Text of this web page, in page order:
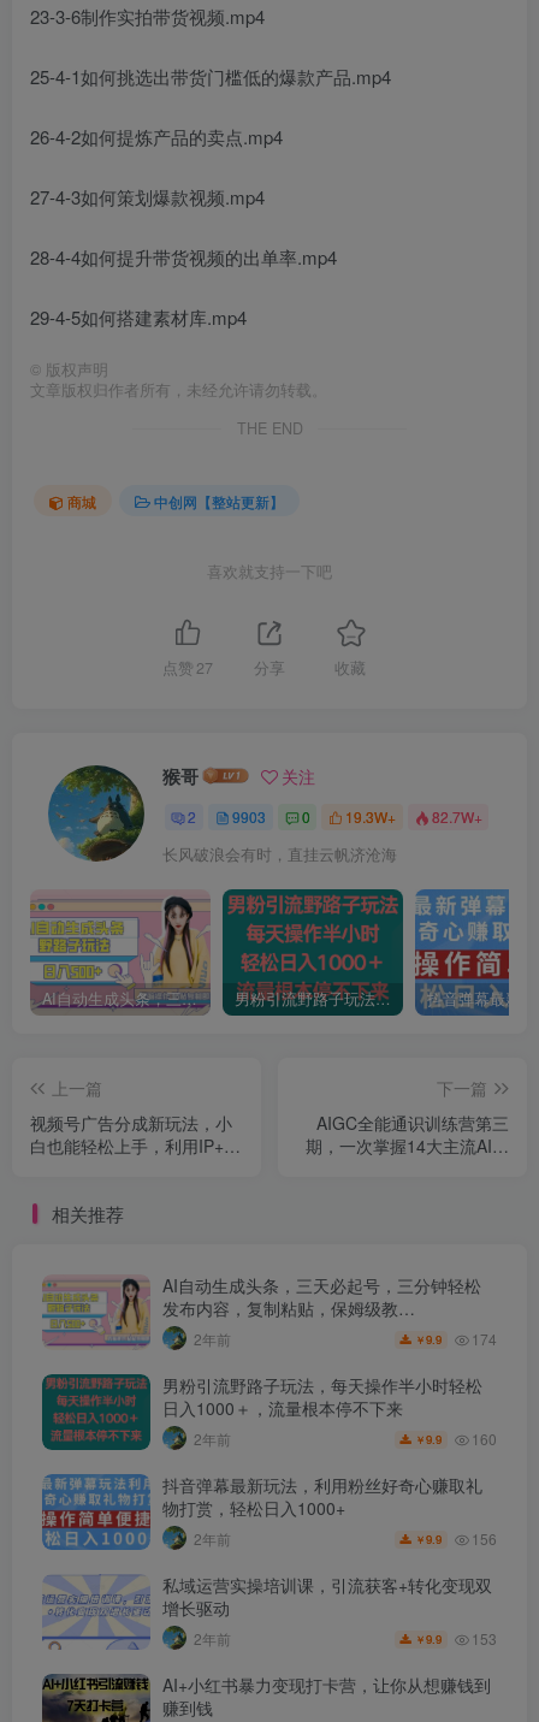
23-3-6制作实拍带货视频.mp4
25-4-1如何挑选出带货门槛低的爆款产品.mp4
26-4-2如何提炼产品的卖点.mp4
27-4-3如何策划爆款视频.mp4
28-4-4如何提升带货视频的出单率.mp4
29-4-5如何搭建素材库.mp4
© 版权声明
文章版权归作者所有，未经允许请勿转载。
THE END
商城 中创网【整站更新】
喜欢就支持一下吧
点赞 27 分享 收藏
猴哥 关注
2 9903 0 19.3W+ 82.7W+
长风破浪会有时，直挂云帆济沧海
AI自动生成头条，三天必起号，三分钟轻松发布内容，复制粘贴，保姆级教… 男粉引流野路子玩法，每天操作半小时轻松日入1000＋，流量根本停不下来
上一篇
视频号广告分成新玩法，小
白也能轻松上手，利用IP+AI
下一篇
AIGC全能通识训练营第三
期，一次掌握14大主流AI工
相关推荐
AI自动生成头条，三天必起号，三分钟轻松
发布内容，复制粘贴，保姆级教…
2年前 ￥9.9 174
男粉引流野路子玩法，每天操作半小时轻松
日入1000＋，流量根本停不下来
2年前 ￥9.9 160
抖音弹幕最新玩法，利用粉丝好奇心赚取礼
物打赏，轻松日入1000+
2年前 ￥9.9 156
私域运营实操培训课，引流获客+转化变现双
增长驱动
2年前 ￥9.9 153
AI+小红书暴力变现打卡营，让你从想赚钱到
赚到钱